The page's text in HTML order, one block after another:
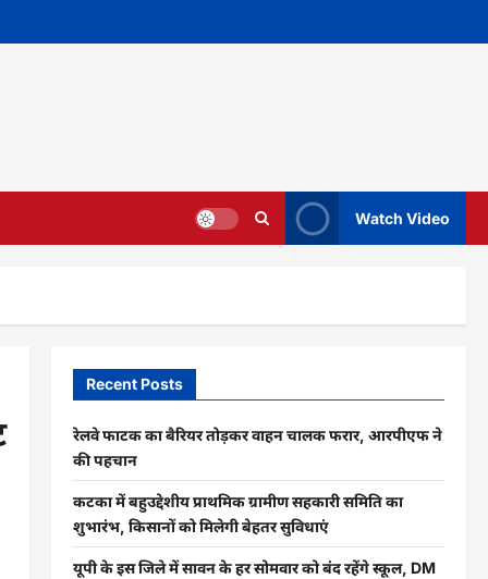
Watch Video
Recent Posts
रेलवे फाटक का बैरियर तोड़कर वाहन चालक फरार, आरपीएफ ने
की पहचान
कटका में बहुउद्देशीय प्राथमिक ग्रामीण सहकारी समिति का
शुभारंभ, किसानों को मिलेगी बेहतर सुविधाएं
यूपी के इस जिले में सावन के हर सोमवार को बंद रहेंगे स्कूल, DM